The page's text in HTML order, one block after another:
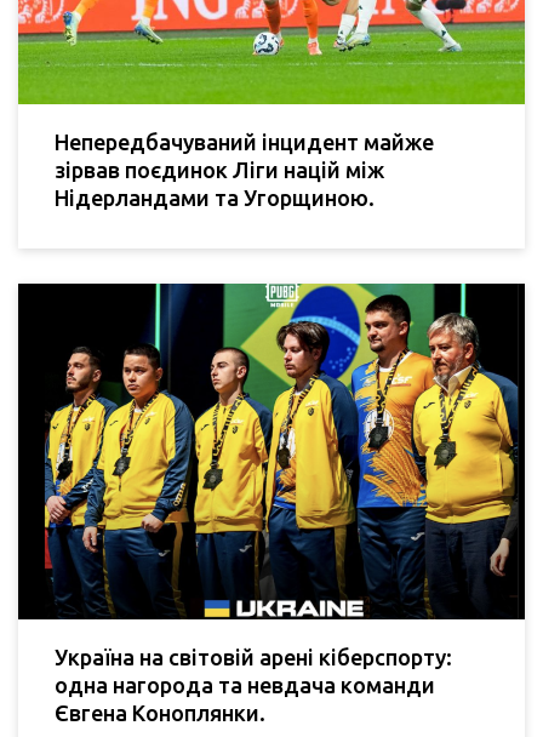
Непередбачуваний інцидент майже
зірвав поєдинок Ліги націй між
Нідерландами та Угорщиною.
Україна на світовій арені кіберспорту:
одна нагорода та невдача команди
Євгена Коноплянки.